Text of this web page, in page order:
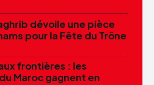
dévoile une pièce
pour la Fête du Trône
frontières : les
Maroc gagnent en